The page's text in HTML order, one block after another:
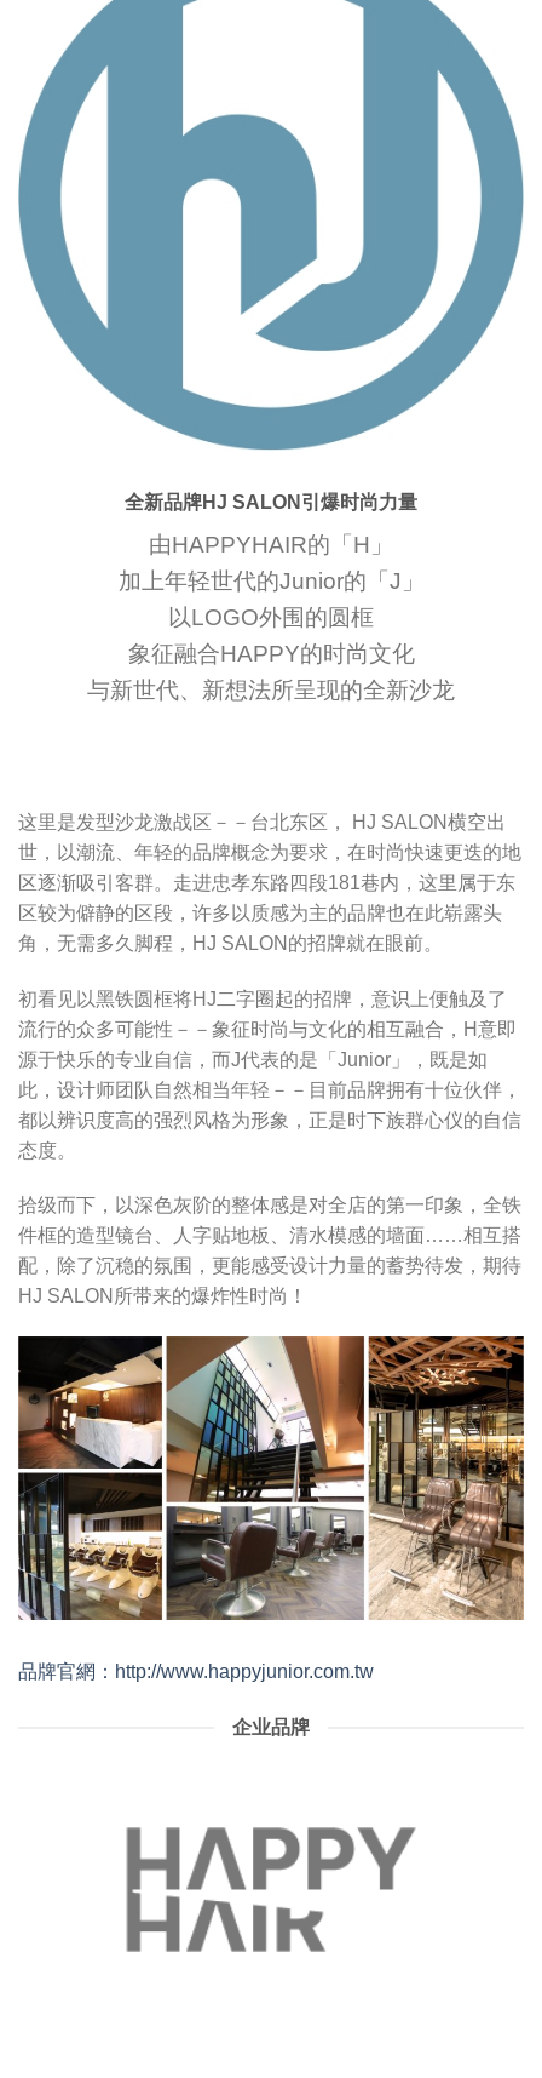
全新品牌HJ SALON引爆时尚力量
由HAPPYHAIR的「H」
加上年轻世代的Junior的「J」
以LOGO外围的圆框
象征融合HAPPY的时尚文化
与新世代、新想法所呈现的全新沙龙
这里是发型沙龙激战区－－台北东区， HJ SALON横空出
世，以潮流、年轻的品牌概念为要求，在时尚快速更迭的地
区逐渐吸引客群。走进忠孝东路四段181巷内，这里属于东
区较为僻静的区段，许多以质感为主的品牌也在此崭露头
角，无需多久脚程，HJ SALON的招牌就在眼前。
初看见以黑铁圆框将HJ二字圈起的招牌，意识上便触及了
流行的众多可能性－－象征时尚与文化的相互融合，H意即
源于快乐的专业自信，而J代表的是「Junior」，既是如
此，设计师团队自然相当年轻－－目前品牌拥有十位伙伴，
都以辨识度高的强烈风格为形象，正是时下族群心仪的自信
态度。
拾级而下，以深色灰阶的整体感是对全店的第一印象，全铁
件框的造型镜台、人字贴地板、清水模感的墙面……相互搭
配，除了沉稳的氛围，更能感受设计力量的蓄势待发，期待
HJ SALON所带来的爆炸性时尚！
品牌官網：http://www.happyjunior.com.tw
企业品牌